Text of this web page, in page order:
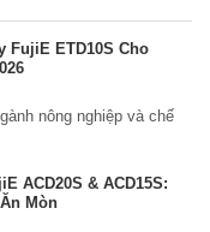
FujiE ETD10S Cho
nông nghiệp và chế
ACD20S & ACD15S:
Mòn